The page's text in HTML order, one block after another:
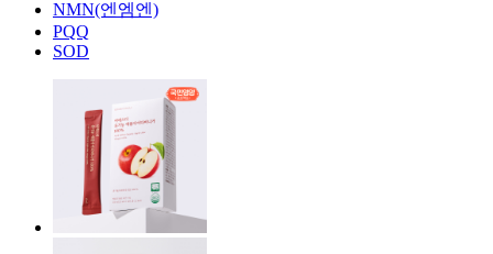
NMN(엔엠엔)
PQQ
SOD